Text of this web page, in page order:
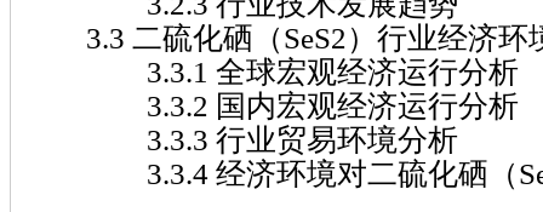
3.3 二硫化硒（SeS2）行业经济环
3.3.1 全球宏观经济运行分析
3.3.2 国内宏观经济运行分析
3.3.3 行业贸易环境分析
3.3.4 经济环境对二硫化硒（